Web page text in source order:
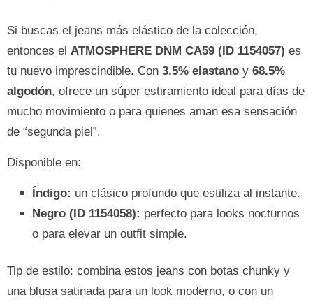
Si buscas el jeans más elástico de la colección,
entonces el ATMOSPHERE DNM CA59 (ID 1154057) es
tu nuevo imprescindible. Con 3.5% elastano y 68.5%
algodón, ofrece un súper estiramiento ideal para días de
mucho movimiento o para quienes aman esa sensación
de “segunda piel”.
Disponible en:
Índigo: un clásico profundo que estiliza al instante.
Negro (ID 1154058): perfecto para looks nocturnos
o para elevar un outfit simple.
Tip de estilo: combina estos jeans con botas chunky y
una blusa satinada para un look moderno, o con un